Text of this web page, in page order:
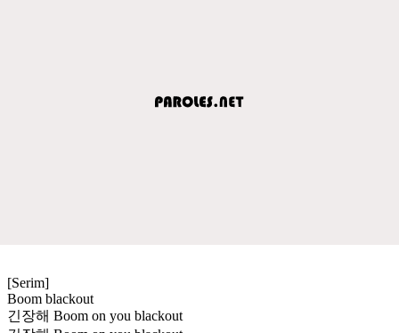
[Serim]
Boom blackout
긴장해 Boom on you blackout